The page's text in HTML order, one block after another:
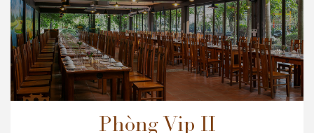
Phòng Vip II